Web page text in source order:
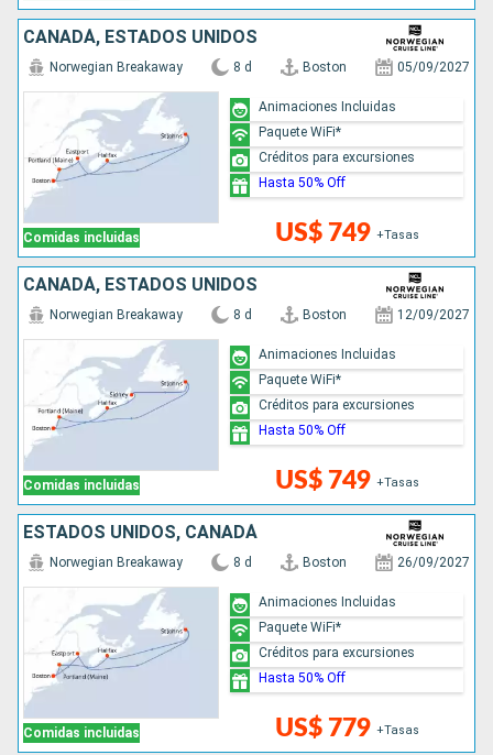
CANADÁ, ESTADOS UNIDOS
Comidas incluidas
Norwegian Breakaway 8 d Boston 05/09/2027
US$ 749 +Tasas
Animaciones Incluidas
Paquete WiFi*
Créditos para excursiones
Hasta 50% Off
CANADÁ, ESTADOS UNIDOS
Comidas incluidas
Norwegian Breakaway 8 d Boston 12/09/2027
US$ 749 +Tasas
Animaciones Incluidas
Paquete WiFi*
Créditos para excursiones
Hasta 50% Off
ESTADOS UNIDOS, CANADÁ
Comidas incluidas
Norwegian Breakaway 8 d Boston 26/09/2027
US$ 779 +Tasas
Animaciones Incluidas
Paquete WiFi*
Créditos para excursiones
Hasta 50% Off